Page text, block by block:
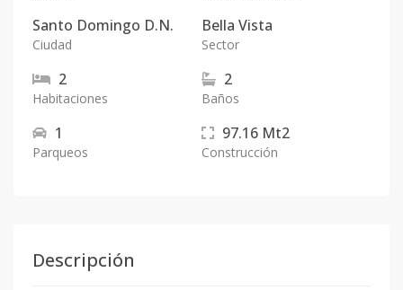
Santo Domingo D.N.
Ciudad
Bella Vista
Sector
2
Habitaciones
2
Baños
1
Parqueos
97.16 Mt2
Construcción
Descripción